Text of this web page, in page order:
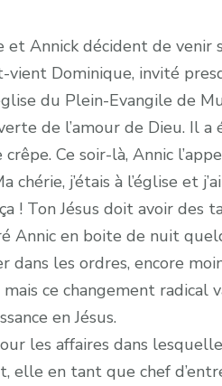
Annick décident de venir
Dominique, invité
du Plein-Evangile de
de l’amour de Dieu. Il
Ce soir-là, Annic
chérie, j’étais à l’église et
! Ton Jésus doit avoir des
Annic en boite de nuit
les ordres, encore
ce changement
en Jésus.
les affaires dans
elle en tant que chef